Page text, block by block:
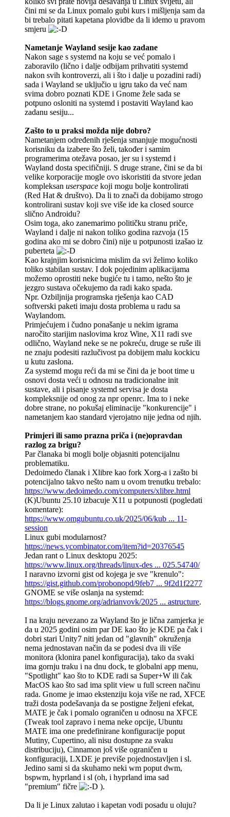
čini mi se da Linux pomalo gubi kurs i mišljenja sam da
bi trebalo pitati kapetana plovidbe da li idemo u pravom
smjeru
Nametanje Wayland sesije kao zadane
Nakon sage s systemd na koju se već pomalo i
zaboravilo (lično i dalje odbijam prihvatiti systemd
nakon svih kontroverzi, ali i što i dalje u pozadini radi)
sada i Wayland se uključio u igru tako da već nam
svima dobro poznati KDE i Gnome žele sada se
potpuno osloniti na systemd i postaviti Wayland kao
zadanu sesiju...
Zašto to u praksi možda nije dobro?
Nametanjem određenih rješenja smanjuje mogućnosti
korisniku da izabere što želi, također i samim
programerima otežava posao, jer su i systemd i
Wayland dosta specifičniji. S druge strane, čini se da bi
velike korporacije mogle ovo iskoristiti da stvore jedan
kompleksan userspace koji mogu bolje kontrolirati
(Red Hat & društvo). Da li to znači da dobijamo strogo
kontrolirani sustav koji sve više ide ka closed source
slično Androidu?
Osim toga, ako zanemarimo političku stranu priče,
Wayland i dalje ni nakon toliko godina razvoja (15
godina ako mi se dobro čini) nije u potpunosti izašao iz
puberteta
Kao krajnjim korisnicima mislim da svi želimo koliko
toliko stabilan sustav. I dok pojedinim aplikacijama
možemo oprostiti neke bugiće tu i tamo, nešto što je
jezgro sustava očekujemo da radi kako spada.
Npr. Ozbiljnija programska rješenja kao CAD
softverski paketi imaju dosta problema u radu sa
Waylandom.
Primjećujem i čudno ponašanje u nekim igrama
naročito starijim naslovima kroz Wine, X11 radi sve
odlično, Wayland neke se ne pokreću, druge se ruše ili
ne znaju podesiti razlučivost pa dobijem malu kockicu
u kutu zaslona.
Za systemd mogu reći da mi se čini da je boot time u
osnovi dosta veći u odnosu na tradicionalne init
sustave, ali i pisanje systemd servisa je dosta
kompleksnije od onog za npr openrc. Ima to i neke
dobre strane, no pokušaj eliminacije "konkurencije" i
nametanjem kao standard vjerojatno nije jedna od njih.
Primjeri ili samo prazna priča i (ne)opravdan
razlog za brigu?
Par članaka bi mogli bolje objasniti potencijalnu
problematiku.
Dedoimedo članak i Xlibre kao fork Xorg-a i zašto bi
potencijalno takvo nešto nam u ovom trenutku trebalo:
https://www.dedoimedo.com/computers/xlibre.html
(K)Ubuntu 25.10 izbacuje X11 u potpunosti (pogledati
komentare):
https://www.omgubuntu.co.uk/2025/06/kub ... 11-
session
Linux gubi modularnost?
https://news.ycombinator.com/item?id=20376545
Jedan rant o Linux desktopu 2025:
https://www.linux.org/threads/linux-des ... 025.54740/
I naravno izvorni gist od kojega je sve "krenulo":
https://gist.github.com/probonopd/9feb7 ... 9f2d1f2277
GNOME se više oslanja na systemd:
https://blogs.gnome.org/adrianvovk/2025 ... astructure.
I na kraju nevezano za Wayland što je lična zamjerka je
da u 2025 godini osim par DE kao što je KDE pa čak i
dobri stari Unity7 niti jedan od "glavnih" okruženja
nema jednostavan način da se podesi dva ili više
monitora (klonira panel konfiguracija), tako da svaki
ima gornju traku i na dnu dock, te globalni app menu,
"Spotlight" kao što to KDE radi sa Super+W ili čak
MacOS kao što sad ima split view u full screen načinu
rada. Gnome je imao ekstenziju koja više ne rad, XFCE
traži dosta podešavanja da se postigne željeni efekat,
MATE je čak i pomalo ograničen u odnosu na XFCE
(Tweak tool zapravo i nema neke opcije, Ubuntu
MATE ima one predefinirane konfiguracije poput
Mutiny, Cupertino, ali nisu dostupne za svaku
distribuciju), Cinnamon još više ograničen u
konfiguraciji, LXDE je previše pojednostavljen i sl.
Jedino sami si da skuhamo neki wm poput dwm,
bspwm, hyprland i sl (oh, i hyprland ima sad
"premium" fičre
).
Da li je Linux zalutao i kapetan vodi posadu u oluju?